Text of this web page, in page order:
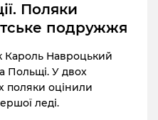
Поляки
подружжя
Кароль Навроцький
Польщі. У двох
поляки оцінили
леді.